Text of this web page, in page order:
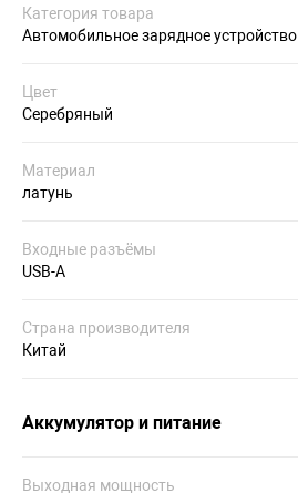
Категория товара
Автомобильное зарядное устройство
Цвет
Серебряный
Материал
латунь
Входные разъёмы
USB-A
Страна производителя
Китай
Аккумулятор и питание
Выходная мощность